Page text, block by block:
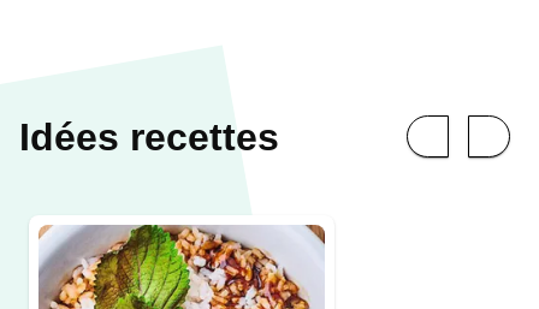
Idées recettes